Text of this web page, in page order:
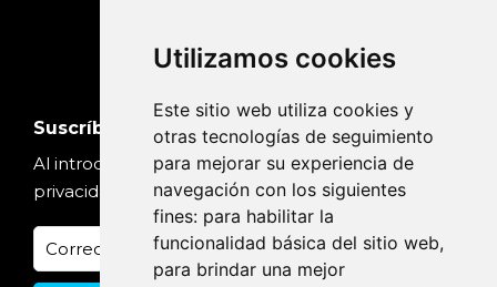
Utilizamos cookies
Este sitio web utiliza cookies y
otras tecnologías de seguimiento
para mejorar su experiencia de
navegación con los siguientes
fines: para habilitar la
funcionalidad básica del sitio web,
para brindar una mejor
Suscríbete
Al introducir tu email, aceptas nuestraPolítica de
privacidad